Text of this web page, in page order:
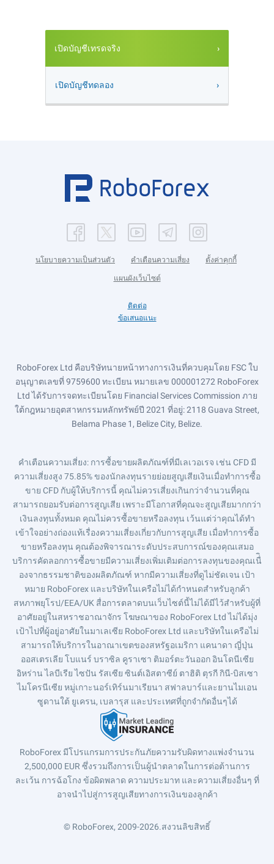
เปิดบัญชีเทรดจริง
เปิดบัญชีทดลอง
นโยบายความเป็นส่วนตัว คำเตือนความเสี่ยง ตั้งค่าคุกกี้
แผนผังเว็บไซต์
ติดต่อ
ข้อเสนอแนะ
RoboForex Ltd คือบริษัทนายหน้าทางการเงินที่ควบคุมโดย FSC ใบ
อนุญาตเลขที่ 9759600 ทะเบียน หมายเลข 000001272 RoboForex
Ltd ได้รับการจดทะเบียนโดย Financial Services Commission ภาย
ใต้กฎหมายอุตสาหกรรมหลักทรัพย์ปี 2021 ที่อยู่: 2118 Guava Street,
Belama Phase 1, Belize City, Belize.
คำเตือนความเสี่ยง: การซื้อขายผลิตภัณฑ์ที่มีเลเวอเรจ เช่น CFD มี
ความเสี่ยงสูง 75.85% ของนักลงทุนรายย่อยสูญเสียเงินเมื่อทำการซื้อ
ขาย CFD กับผู้ให้บริการนี้ คุณไม่ควรเสี่ยงเกินกว่าจำนวนที่คุณ
สามารถยอมรับต่อการสูญเสีย เพราะมีโอกาสที่คุณจะสูญเสียมากกว่า
เงินลงทุนทั้งหมด คุณไม่ควรซื้อขายหรือลงทุน เว้นแต่ว่าคุณได้ทำ
เข้าใจอย่างถ่องแท้เรื่องความเสี่ยงเกี่ยวกับการสูญเสีย เมื่อทำการซื้อ
ขายหรือลงทุน คุณต้องพิจารณาระดับประสบการณ์ของคุณเสมอ
บริการคัดลอกการซื้อขายมีความเสี่ยงเพิ่มเติมต่อการลงทุนของคุณเนื่ิ
องจากธรรมชาติของผลิตภัณฑ์ หากมีความเสี่ยงที่ดูไม่ชัดเจน เป้า
หมาย RoboForex และบริษัทในเครือไม่ได้กำหนดสำหรับลูกค้า
สหภาพยุโรป/EEA/UK สื่อการตลาดบนเว็บไซต์นี้ไม่ได้มีไว้สำหรับผู้ที่
อาศัยอยู่ในสหราชอาณาจักร โฆษณาของ RoboForex Ltd ไม่ได้มุ่ง
เป้าไปที่ผู้อยู่อาศัยในมาเลเซีย RoboForex Ltd และบริษัทในเครือไม่
สามารถให้บริการในอาณาเขตของสหรัฐอเมริกา แคนาดา ญี่ปุ่น
ออสเตรเลีย โบแนร์ บราซิล คูราเซา ติมอร์ตะวันออก อินโดนีเซีย
อิหร่าน ไลบีเรีย ไซปัน รัสเซีย ซินต์เอิสตาซีย์ ตาฮิติ ตุรกี กินี-บิสเซา
ไมโครนีเซีย หมู่เกาะนอร์เทิร์นมาเรียนา สฟาลบาร์และยานไมเอน
ซูดานใต้ ยูเครน, เบลารุส และประเทศที่ถูกจำกัดอื่นๆได้
RoboForex มีโปรแกรมการประกันภัยความรับผิดทางแพ่งจำนวน
2,500,000 EUR ซึ่งรวมถึงการเป็นผู้นำตลาดในการต่อต้านการ
ละเว้น การฉ้อโกง ข้อผิดพลาด ความประมาท และความเสี่ยงอื่นๆ ที่
อาจนำไปสู่การสูญเสียทางการเงินของลูกค้า
© RoboForex, 2009-2026.สงวนลิขสิทธิ์